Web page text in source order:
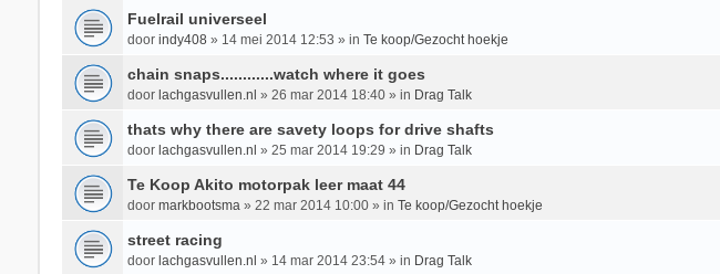
Fuelrail universeel
door indy408 » 14 mei 2014 12:53 » in Te koop/Gezocht hoekje
chain snaps............watch where it goes
door lachgasvullen.nl » 26 mar 2014 18:40» in Drag Talk
thats why there are savety loops for drive shafts
door lachgasvullen.nl » 25 mar 2014 19:29 » in Drag Talk
Te Koop Akito motorpak leer maat 44
door markbootsma» 22 mar 2014 10:00» in Te koop/Gezocht hoekje
street racing
door lachgasvullen.nl » 14 mar 2014 23:54» in Drag Talk